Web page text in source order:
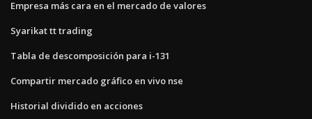
Empresa más cara en el mercado de valores
Syarikat tt trading
Tabla de descomposición para i-131
Compartir mercado gráfico en vivo nse
Historial dividido en acciones